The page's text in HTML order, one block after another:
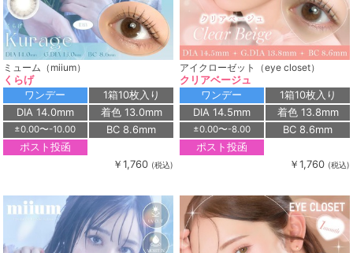
ミューム（miium）
くらげ
ワンデー
1箱10枚入り
DIA 14.0mm
着色 13.0mm
±0.00〜-10.00
BC 8.6mm
ポスト投函
￥1,760 (税込)
アイクローゼット（eye closet）
クリアベージュ
ワンデー
1箱10枚入り
DIA 14.5mm
着色 13.8mm
±0.00〜-8.00
BC 8.6mm
ポスト投函
￥1,760 (税込)